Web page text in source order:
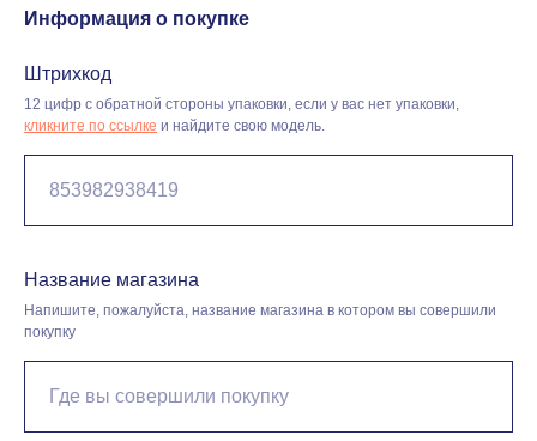
Информация о покупке
Штрихкод
12 цифр с обратной стороны упаковки, если у вас нет упаковки,
кликните по ссылке и найдите свою модель.
Название магазина
Напишите, пожалуйста, название магазина в котором вы совершили
покупку